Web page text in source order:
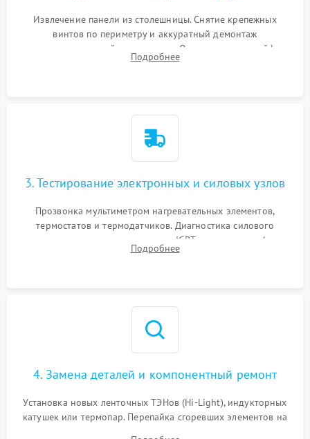
Извлечение панели из столешницы. Снятие крепежных
винтов по периметру и аккуратный демонтаж
стеклокерамической поверхности. Отсоединение шлейфов
сенсорного блока для доступа к силовым платам, катушкам
Подробнее
3. Тестирование электронных и силовых узлов
Прозвонка мультиметром нагревательных элементов,
термостатов и термодатчиков. Диагностика силового
модуля, реле, диодных мостов и IGBT-транзисторов (для
индукции). Проверка кранов и газ-контроля (для газовых
Подробнее
4. Замена деталей и компонентный ремонт
Установка новых ленточных ТЭНов (Hi-Light), индукторных
катушек или термопар. Перепайка сгоревших элементов на